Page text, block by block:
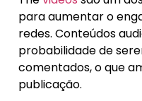
para aumentar o
redes. Conteúdos
probabilidade de
comentados, o que
publicação.